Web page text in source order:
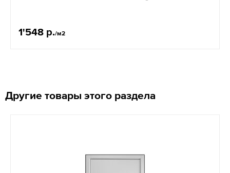
1'548 р./м2
Другие товары этого раздела